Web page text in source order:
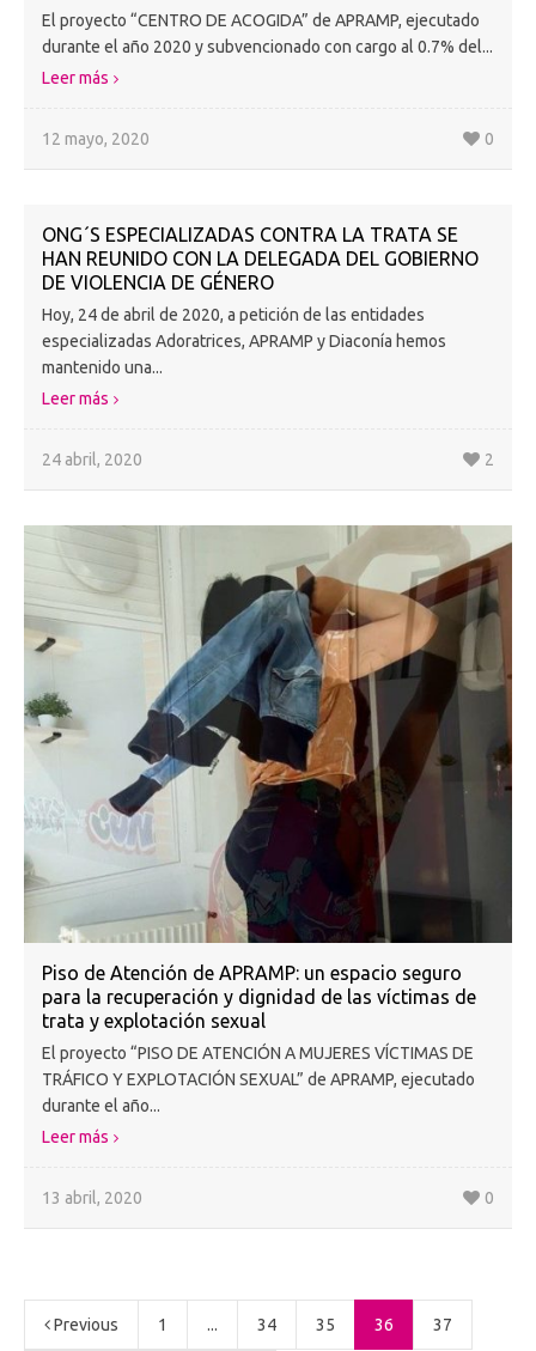
El proyecto “CENTRO DE ACOGIDA” de APRAMP, ejecutado
durante el año 2020 y subvencionado con cargo al 0.7% del...
Leer más
12 mayo, 2020 0
ONG´S ESPECIALIZADAS CONTRA LA TRATA SE
HAN REUNIDO CON LA DELEGADA DEL GOBIERNO
DE VIOLENCIA DE GÉNERO
Hoy, 24 de abril de 2020, a petición de las entidades
especializadas Adoratrices, APRAMP y Diaconía hemos
mantenido una...
Leer más
24 abril, 2020 2
Piso de Atención de APRAMP: un espacio seguro
para la recuperación y dignidad de las víctimas de
trata y explotación sexual
El proyecto “PISO DE ATENCIÓN A MUJERES VÍCTIMAS DE
TRÁFICO Y EXPLOTACIÓN SEXUAL” de APRAMP, ejecutado
durante el año...
Leer más
13 abril, 2020 0
Previous 1 ... 34 35 36 37